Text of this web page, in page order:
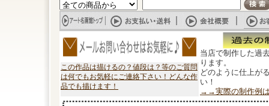
この作品は描けるの？値段は？等のご質問
は何でもお気軽にご連絡下さい！どんな作
品でも描けます！
当店で制作した過
ります。
どのように仕上が
い！
→→実際の制作例